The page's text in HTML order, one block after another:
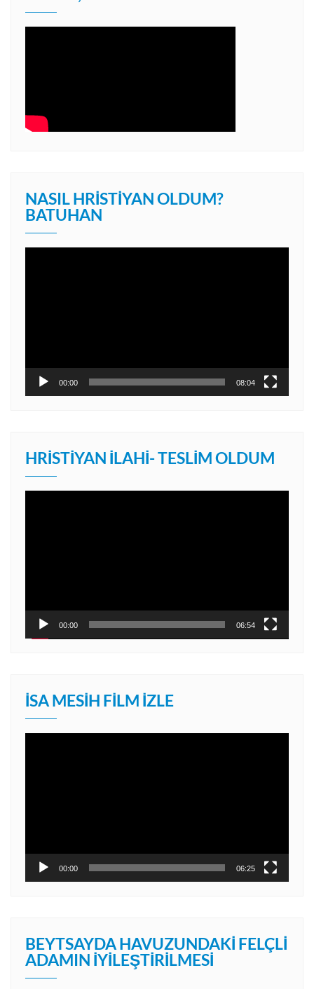
NASIL HRISTIYAN OLDUM?
BATUHAN
00:00 08:04
HRISTIYAN İLAHI- TESLIM OLDUM
00:00 06:54
İSA MESIH FILM İZLE
00:00 06:25
BEYTSAYDA HAVUZUNDAKI FELÇLI
ADAMIN İYILEŞTIRILMESI